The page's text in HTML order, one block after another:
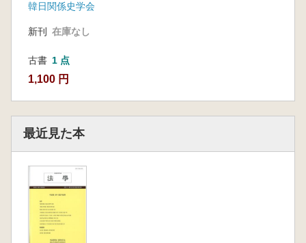
韓日関係史学会
新刊 在庫なし
古書 1 点
1,100 円
最近見た本